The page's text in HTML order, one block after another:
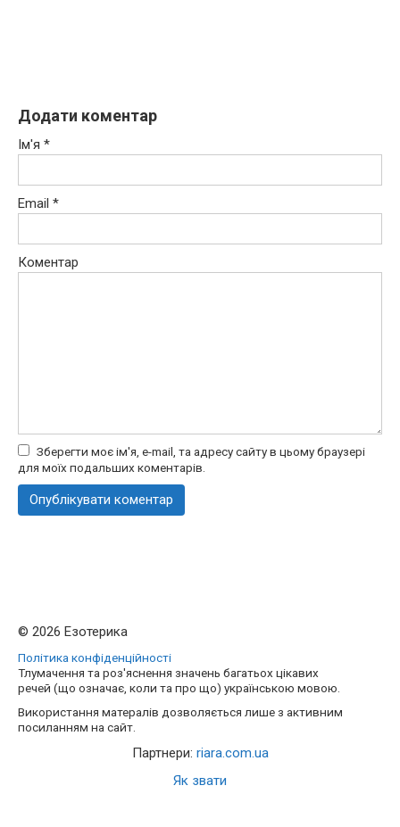
Додати коментар
Ім'я *
Email *
Коментар
Зберегти моє ім'я, e-mail, та адресу сайту в цьому браузері
для моїх подальших коментарів.
© 2026 Езотерика
Політика конфіденційності
Тлумачення та роз'яснення значень багатьох цікавих
речей (що означає, коли та про що) українською мовою.
Використання матералів дозволяється лише з активним
посиланням на сайт.
Партнери: riara.com.ua
Як звати